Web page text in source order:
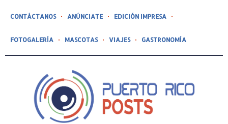
CONTÁCTANOS ANÚNCIATE EDICIÓN IMPRESA
FOTOGALERÍA MASCOTAS VIAJES GASTRONOMÍA